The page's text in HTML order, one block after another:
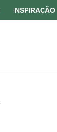
INSPIRAÇÃO